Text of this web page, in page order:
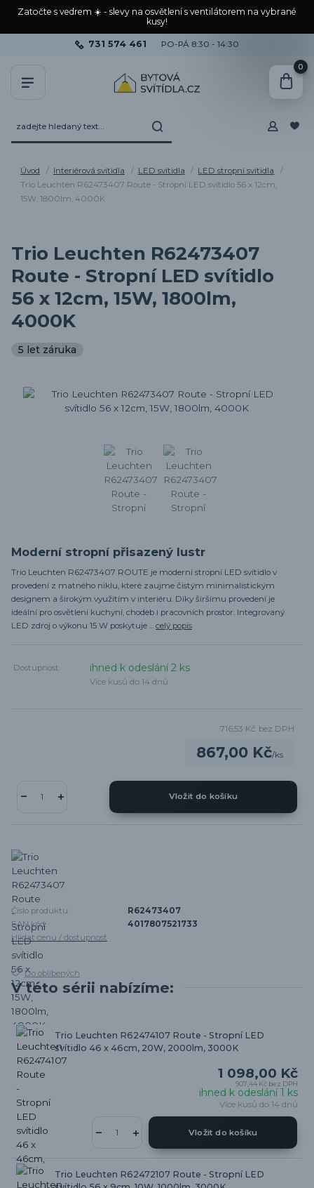
Zatočte s vedrem ☀️ - slevy na osvětlení s ventilátorem na vybrané
kusy!
731 574 461 PO-PÁ 8:30 - 14:30
0
Úvod Interiérová svítidla LED svítidla
LED stropní svítidla
Trio Leuchten R62473407 Route - Stropní LED svítidlo 56 x 12cm,
15W, 1800lm, 4000K
Trio Leuchten R62473407
Route - Stropní LED svítidlo
56 x 12cm, 15W, 1800lm,
4000K
5 let záruka
Moderní stropní přisazený lustr
Trio Leuchten R62473407 ROUTE je moderní stropní LED svítidlo v
provedení z matného niklu, které zaujme čistým minimalistickým
designem a širokým využitím v interiéru. Díky širšímu provedení je
ideální pro osvětlení kuchyní, chodeb i pracovních prostor. Integrovaný
LED zdroj o výkonu 15 W poskytuje ... celý popis
Dostupnost ihned k odeslání 2 ks
Více kusů do 14 dnů
867,00 Kč/ks
716,53 Kč bez DPH
Vložit do košíku
Číslo produktu:
R62473407
EAN kód:
4017807521733
Hlídat cenu / dostupnost
Do oblíbených
V této sérii nabízíme:
Trio Leuchten R62474107 Route - Stropní LED
svítidlo 46 x 46cm, 20W, 2000lm, 3000K
1 098,00 Kč
907,44 Kč bez DPH
ihned k odeslání 1 ks
Více kusů do 14 dnů
Vložit do košíku
Trio Leuchten R62472107 Route - Stropní LED